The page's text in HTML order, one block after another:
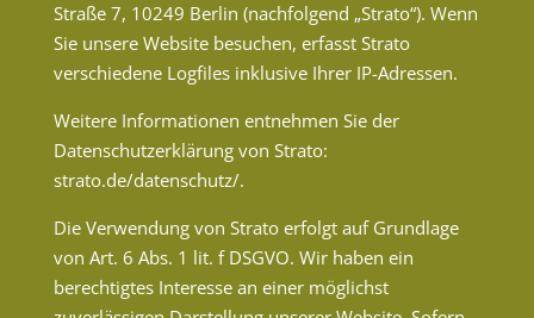
Straße 7, 10249 Berlin (nachfolgend „Strato“). Wenn
Sie unsere Website besuchen, erfasst Strato
verschiedene Logfiles inklusive Ihrer IP-Adressen.
Weitere Informationen entnehmen Sie der
Datenschutzerklärung von Strato:
strato.de/datenschutz/.
Die Verwendung von Strato erfolgt auf Grundlage
von Art. 6 Abs. 1 lit. f DSGVO. Wir haben ein
berechtigtes Interesse an einer möglichst